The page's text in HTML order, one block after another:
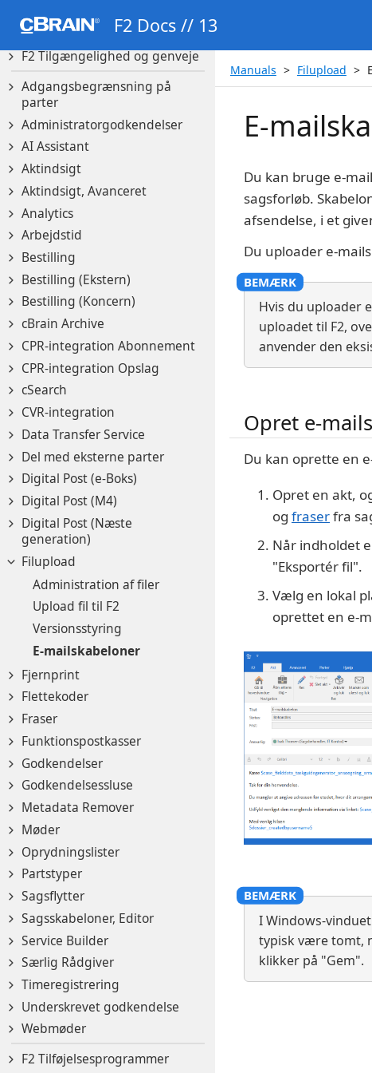
F2 Docs // 13
F2 Quick Guides
F2 Tilgængelighed og genveje
Adgangsbegrænsning på
parter
Administratorgodkendelser
AI Assistant
Aktindsigt
Aktindsigt, Avanceret
Analytics
Arbejdstid
Bestilling
Bestilling (Ekstern)
Bestilling (Koncern)
cBrain Archive
CPR-integration Abonnement
CPR-integration Opslag
cSearch
CVR-integration
Data Transfer Service
Del med eksterne parter
Digital Post (e-Boks)
Digital Post (M4)
Digital Post (Næste
generation)
Filupload
Administration af filer
Upload fil til F2
Versionsstyring
E-mailskabeloner
Fjernprint
Flettekoder
Fraser
Funktionspostkasser
Godkendelser
Godkendelsessluse
Metadata Remover
Møder
Oprydningslister
Partstyper
Sagsflytter
Sagsskabeloner, Editor
Service Builder
Særlig Rådgiver
Timeregistrering
Underskrevet godkendelse
Webmøder
F2 Tilføjelsesprogrammer
Manuals Filupload
E-
Du kan bruge e-
sagsforløb.
afsendelse, i et
Du uploader e-
Hvis du uploader
uploadet til F2,
anvender den
Opret e-
Du kan oprette en
Opret en akt,
og fraserfra
Når indholdet
"Eksportér fil".
Vælg en lokal
oprettet en e-
I Windows-
typisk være tomt,
klikker på "Gem".